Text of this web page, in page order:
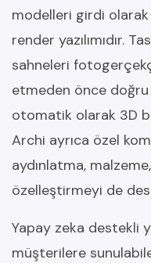
modelleri girdi
render yazılımıdır.
sahneleri
etmeden önce
otomatik olarak 3D
Archi ayrıca özel
aydınlatma,
özelleştirmeyi de
Yapay zeka destekli
müşterilere